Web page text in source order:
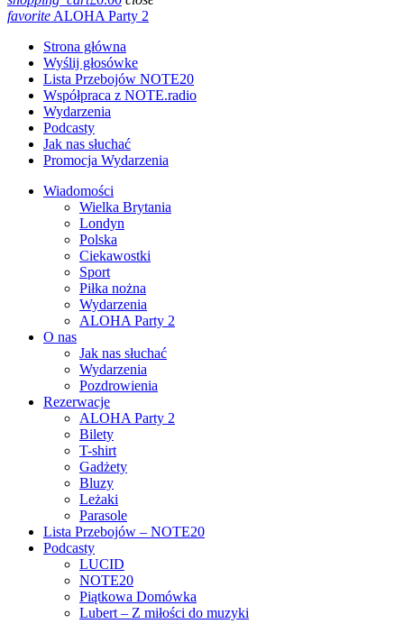
favoriteALOHA Party 2
Strona główna
Wyślij głosówke
Lista Przebojów NOTE20
Współpraca z NOTE.radio
Wydarzenia
Podcasty
Jak nas słuchać
Promocja Wydarzenia
Wiadomości
Wielka Brytania
Londyn
Polska
Ciekawostki
Sport
Piłka nożna
Wydarzenia
ALOHA Party 2
O nas
Jak nas słuchać
Wydarzenia
Pozdrowienia
Rezerwacje
ALOHA Party 2
Bilety
T-shirt
Gadżety
Bluzy
Leżaki
Parasole
Lista Przebojów – NOTE20
Podcasty
LUCID
NOTE20
Piątkowa Domówka
Lubert – Z miłości do muzyki